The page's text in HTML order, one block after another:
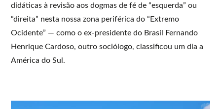
didáticas à revisão aos dogmas de fé de “esquerda” ou
“direita” nesta nossa zona periférica do “Extremo
Ocidente” — como o ex-presidente do Brasil Fernando
Henrique Cardoso, outro sociólogo, classificou um dia a
América do Sul.